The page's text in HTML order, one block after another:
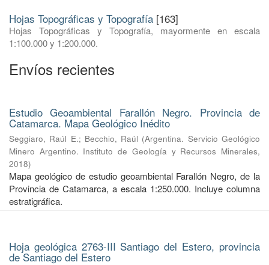
Hojas Topográficas y Topografía [163]
Hojas Topográficas y Topografía, mayormente en escala
1:100.000 y 1:200.000.
Envíos recientes
Estudio Geoambiental Farallón Negro. Provincia de
Catamarca. Mapa Geológico Inédito
Seggiaro, Raúl E.; Becchio, Raúl (Argentina. Servicio Geológico
Minero Argentino. Instituto de Geología y Recursos Minerales,
2018)
Mapa geológico de estudio geoambiental Farallón Negro, de la
Provincia de Catamarca, a escala 1:250.000. Incluye columna
estratigráfica.
Hoja geológica 2763-III Santiago del Estero, provincia
de Santiago del Estero